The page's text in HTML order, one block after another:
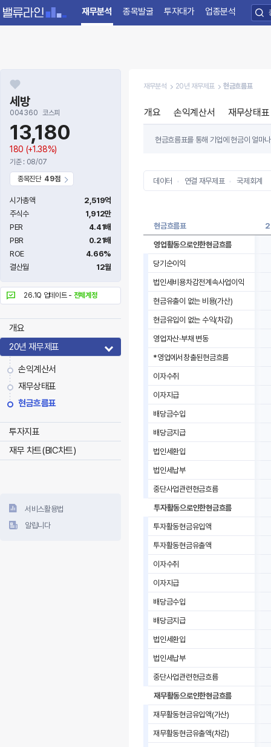
재무분석 종목발굴 투자대가 업종분석
세방
004360 코스피
13,180
180 (+1.38%)
기준 : 08/07
종목진단 49점
시가총액
2,519억
주식수
1,912만
PER
4.41배
PBR
0.21배
ROE
4.66%
결산월
12월
26.1Q 업데이트 - 전체계정
개요
20년 재무제표
손익계산서
재무상태표
현금흐름표
투자지표
재무 차트(BIC차트)
서비스활용법
알립니다
재무분석 20년 재무제표 현금흐름표
개요 손익계산서 재무상태표
현금흐름표를 통해 기업에 현금이 얼마
데이터
연결 재무제표 국제회계
현금흐름표
영업활동으로인한현금흐름
당기순이익
법인세비용차감전계속사업이익
현금유출이 없는 비용(가산)
현금유입이 없는 수익(차감)
영업자산·부채 변동
*영업에서창출된현금흐름
이자수취
이자지급
배당금수입
배당금지급
법인세환입
법인세납부
중단사업관련현금흐름
투자활동으로인한현금흐름
투자활동현금유입액
투자활동현금유출액
이자수취
이자지급
배당금수입
배당금지급
법인세환입
법인세납부
중단사업관련현금흐름
재무활동으로인한현금흐름
재무활동현금유입액(가산)
재무활동현금유출액(차감)